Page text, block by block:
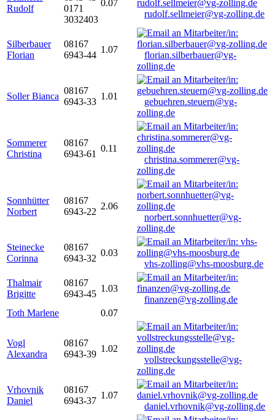
Rudolf
0171
3032403
0.07
rudolf.sellmeier@vg-zolling.de
Silberbauer
Florian
08167
6943-44
1.07
florian.silberbauer@vg-
zolling.de
Soller Bianca
08167
6943-33
1.01
gebuehren.steuern@vg-
zolling.de
Sommerer
Christina
08167
6943-61
0.11
christina.sommerer@vg-
zolling.de
Sonnhütter
Norbert
08167
6943-22
2.06
norbert.sonnhuetter@vg-
zolling.de
Steinecke
Corinna
08167
6943-32
0.03
vhs-zolling@vhs-moosburg.de
Thalmair
Brigitte
08167
6943-45
1.03
finanzen@vg-zolling.de
Toth Marlene
0.07
Vogl
Alexandra
08167
6943-39
1.02
vollstreckungsstelle@vg-
zolling.de
Vrhovnik
Daniel
08167
6943-37
1.07
daniel.vrhovnik@vg-zolling.de